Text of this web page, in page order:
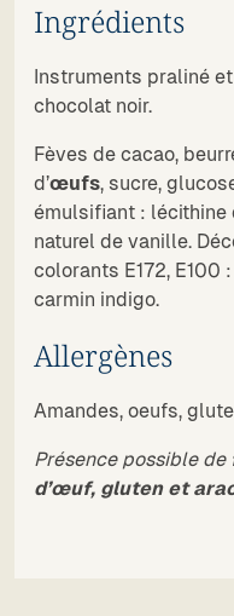
Ingrédients
Instruments praliné
chocolat noir.
Fèves de cacao,
d’œufs, sucre,
émulsifiant : lécithine
naturel de vanille.
colorants E172, E100
carmin indigo.
Allergènes
Amandes, oeufs,
Présence possible de
d’œuf, gluten et